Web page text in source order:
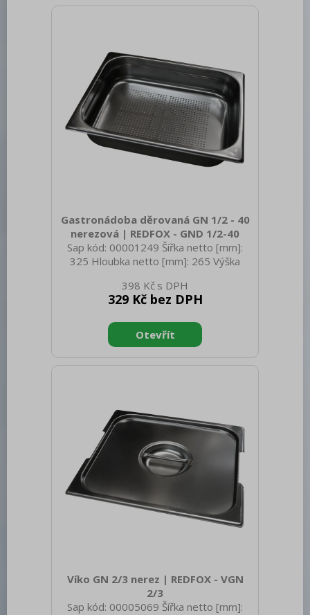
Gastronádoba děrovaná GN 1/2 - 40
nerezová | REDFOX - GND 1/2-40
Sap kód: 00001249 Šířka netto [mm]:
325 Hloubka netto [mm]: 265 Výška
0.56 Šířka brutto [mm]: 350 Hloubka
brutto [mm]: 540 Výška brutto [mm]:
Materiál: AISI 304 Vnější barva zařízení:
Nerezové Hloubka GN zařízení [mm]: 40
Velikost GN / EN zařízení [mm]: GN 1/2
398 Kč
329 Kč bez DPH
Víko GN 2/3 nerez | REDFOX - VGN
2/3
Sap kód: 00005069 Šířka netto [mm]: